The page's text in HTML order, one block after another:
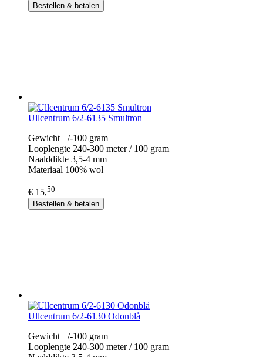
Bestellen & betalen
Ullcentrum 6/2-6135 Smultron
Gewicht +/-100 gram
Looplengte 240-300 meter / 100 gram
Naalddikte 3,5-4 mm
Materiaal 100% wol
€ 15,50
Bestellen & betalen
Ullcentrum 6/2-6130 Odonblå
Gewicht +/-100 gram
Looplengte 240-300 meter / 100 gram